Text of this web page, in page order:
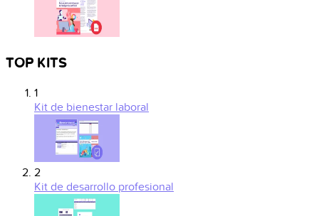
TOP KITS
1
Kit de bienestar laboral
2
Kit de desarrollo profesional